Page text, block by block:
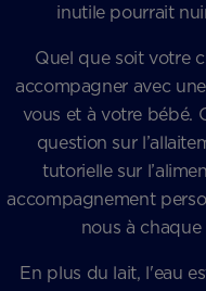
inutile pourrait
Quel que soit votre
accompagner avec
vous et à votre bébé.
question sur
tutorielle sur
accompagnement
nous à
En plus du lait, l'eau